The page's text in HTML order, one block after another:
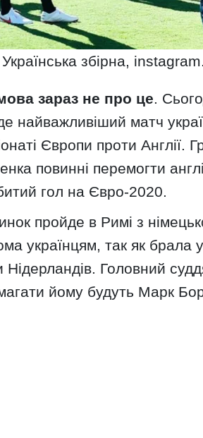
Українська збірна,
зараз не про це.
найважливіший матч
Європи проти Англії.
повинні перемогти
гол на Євро-2020.
пройде в Римі з
українцям, так як брала
Нідерландів. Головний
йому будуть Марк